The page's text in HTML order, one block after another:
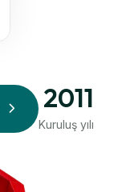
2011
Kuruluş yılı